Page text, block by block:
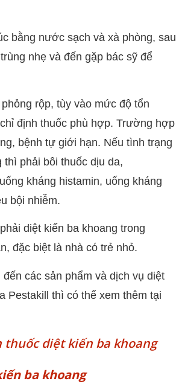
bằng nước sạch và xà phòng, sau
nhẹ và đến gặp bác sỹ để
rộp, tùy vào mức độ tổn
định thuốc phù hợp. Trường hợp
bệnh tự giới hạn. Nếu tình trạng
thì phải bôi thuốc dịu da,
kháng histamin, uống kháng
bội nhiễm.
diệt kiến ba khoang trong
đặc biệt là nhà có trẻ nhỏ.
các sản phẩm và dịch vụ diệt
Pestakill thì có thể xem thêm tại
thuốc diệt kiến ba khoang
ba khoang